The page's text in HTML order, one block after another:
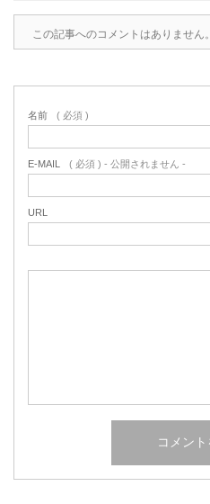
この記事へのコメントはありません。
名前 ( 必須 )
E-MAIL ( 必須 ) - 公開されません -
URL